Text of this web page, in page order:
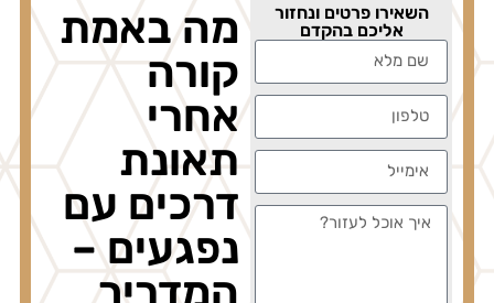
השאירו פרטים ונחזור
אליכם בהקדם
מה באמת
קורה
אחרי
תאונת
דרכים עם
נפגעים –